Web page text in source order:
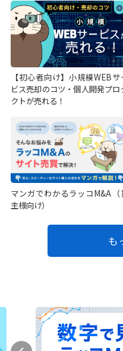
【初心者向け】小規模WEBサ
ビス売却のコツ・個人開発プロ
クトが売れる！
マンガでわかるラッコM&A（
主様向け）
も